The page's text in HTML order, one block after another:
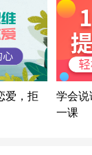
湖北-武汉 135****7410
微信用户 困困魚? 通过此
方案
陕西-西安 139****6283
情感方案
浙江-宁波 150****8921
爱，拒
学会
一课